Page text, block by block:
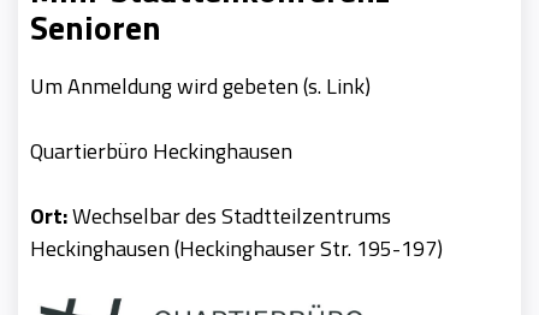
Senioren
Um Anmeldung wird gebeten (s. Link)
Quartierbüro Heckinghausen
Ort:Wechselbar des Stadtteilzentrums
Heckinghausen (Heckinghauser Str. 195-197)